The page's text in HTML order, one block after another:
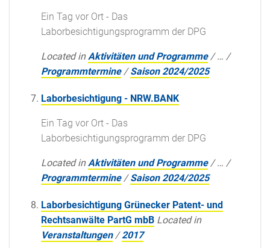
Ein Tag vor Ort - Das
Laborbesichtigungsprogramm der DPG
Located in Aktivitäten und Programme /… /
Programmtermine /Saison 2024/2025
Laborbesichtigung - NRW.BANK
Ein Tag vor Ort - Das
Laborbesichtigungsprogramm der DPG
Located in Aktivitäten und Programme /… /
Programmtermine /Saison 2024/2025
Laborbesichtigung Grünecker Patent- und
Rechtsanwälte PartG mbB Located in
Veranstaltungen /2017